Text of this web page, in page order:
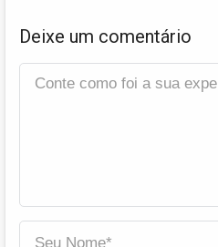
Deixe um comentário